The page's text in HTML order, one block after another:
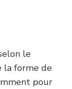
le
la forme de
pour